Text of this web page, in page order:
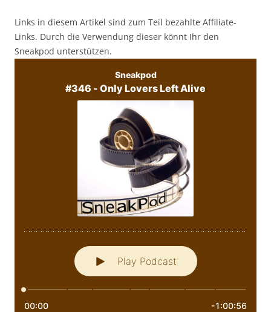
Links in diesem Artikel sind zum Teil bezahlte Affiliate-
Links. Durch die Verwendung dieser könnt Ihr den
Sneakpod unterstützen.